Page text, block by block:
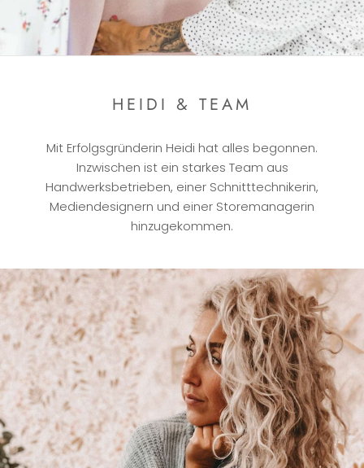
HEIDI & TEAM
Mit Erfolgsgründerin Heidi hat alles begonnen.
Inzwischen ist ein starkes Team aus
Handwerksbetrieben, einer Schnitttechnikerin,
Mediendesignern und einer Storemanagerin
hinzugekommen.